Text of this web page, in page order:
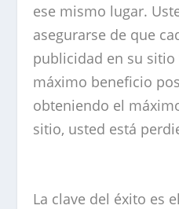
ese mismo lugar.
asegurarse de que
publicidad en su sitio
máximo beneficio
obteniendo el
sitio, usted está
La clave del éxito es